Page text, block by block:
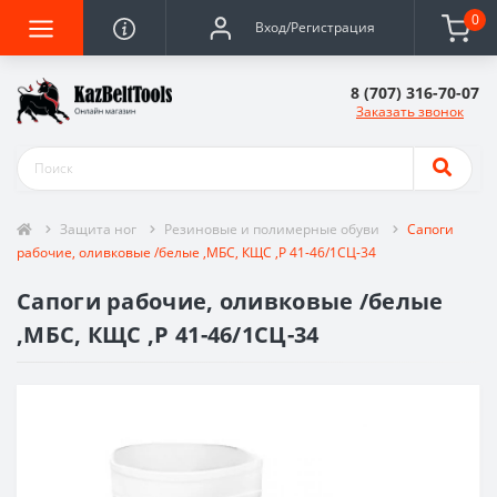
Вход/Регистрация 0
8 (707) 316-70-07
Заказать звонок
Защита ног Резиновые и полимерные обуви
Сапоги
рабочие, оливковые /белые ,МБС, КЩС ,Р 41-46/1СЦ-34
Сапоги рабочие, оливковые /белые
,МБС, КЩС ,Р 41-46/1СЦ-34